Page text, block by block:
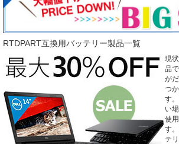
RTDPART互換用バッテリー製品一覧
現
品
が
つ
す
い
使
す
テ